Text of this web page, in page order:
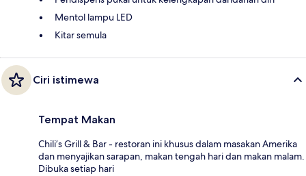
Mentol lampu LED
Kitar semula
Ciri istimewa
Tempat Makan
Chili’s Grill & Bar - restoran ini khusus dalam masakan Amerika
dan menyajikan sarapan, makan tengah hari dan makan malam.
Dibuka setiap hari